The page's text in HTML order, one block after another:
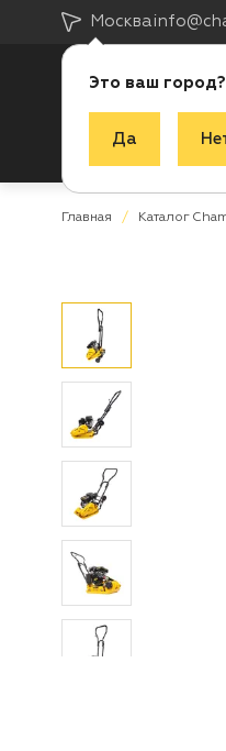
Москва
Это ваш город?
Да
Каталог
Главная Каталог